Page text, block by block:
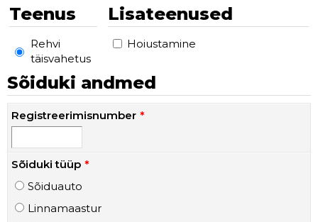
Teenus
Rehvi
täisvahetus
Lisateenused
Hoiustamine
Sõiduki andmed
Registreerimisnumber
Sõiduki tüüp
Sõiduauto
Linnamaastur